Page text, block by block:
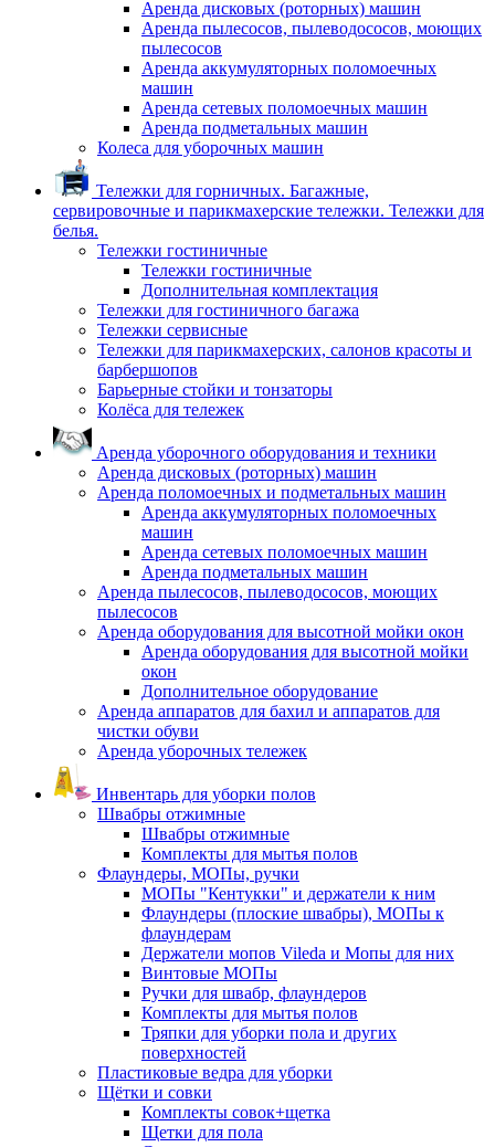
Аренда дисковых (роторных) машин
Аренда пылесосов, пылеводососов, моющих
пылесосов
Аренда аккумуляторных поломоечных
машин
Аренда сетевых поломоечных машин
Аренда подметальных машин
Колеса для уборочных машин
Тележки для горничных. Багажные,
сервировочные и парикмахерские тележки. Тележки для
белья.
Тележки гостиничные
Тележки гостиничные
Дополнительная комплектация
Тележки для гостиничного багажа
Тележки сервисные
Тележки для парикмахерских, салонов красоты и
барбершопов
Барьерные стойки и тонзаторы
Колёса для тележек
Аренда уборочного оборудования и техники
Аренда дисковых (роторных) машин
Аренда поломоечных и подметальных машин
Аренда аккумуляторных поломоечных
машин
Аренда сетевых поломоечных машин
Аренда подметальных машин
Аренда пылесосов, пылеводососов, моющих
пылесосов
Аренда оборудования для высотной мойки окон
Аренда оборудования для высотной мойки
окон
Дополнительное оборудование
Аренда аппаратов для бахил и аппаратов для
чистки обуви
Аренда уборочных тележек
Инвентарь для уборки полов
Швабры отжимные
Швабры отжимные
Комплекты для мытья полов
Флаундеры, МОПы, ручки
МОПы "Кентукки" и держатели к ним
Флаундеры (плоские швабры), МОПы к
флаундерам
Держатели мопов Vileda и Мопы для них
Винтовые МОПы
Ручки для швабр, флаундеров
Комплекты для мытья полов
Тряпки для уборки пола и других
поверхностей
Пластиковые ведра для уборки
Щётки и совки
Комплекты совок+щетка
Щетки для пола